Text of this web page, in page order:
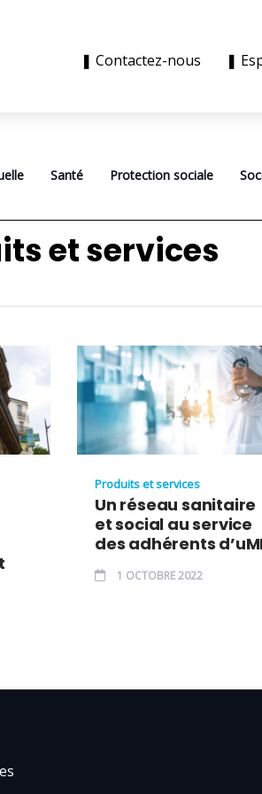
❚ Contactez-nous ❚
Santé Protection sociale
et services
Produits et services
Un réseau sanitaire
et social au service
des adhérents
1 OCTOBRE 2022